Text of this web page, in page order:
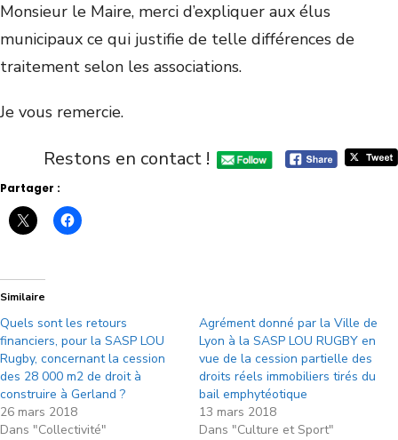
Monsieur le Maire, merci d’expliquer aux élus
municipaux ce qui justifie de telle différences de
traitement selon les associations.
Je vous remercie.
Restons en contact !
Partager :
Similaire
Quels sont les retours
financiers, pour la SASP LOU
Rugby, concernant la cession
des 28 000 m2 de droit à
construire à Gerland ?
26 mars 2018
Dans "Collectivité"
Agrément donné par la Ville de
Lyon à la SASP LOU RUGBY en
vue de la cession partielle des
droits réels immobiliers tirés du
bail emphytéotique
13 mars 2018
Dans "Culture et Sport"